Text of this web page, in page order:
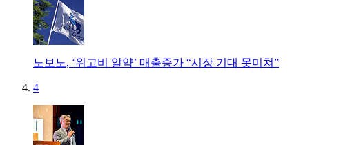
노보노, ‘위고비 알약’ 매출증가 “시장 기대 못미쳐”
4